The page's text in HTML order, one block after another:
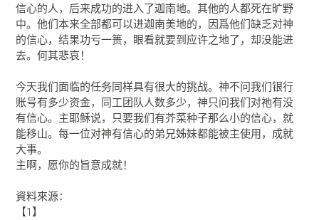
信心的人，后来成功的进入了迦南地。其他的人都死在旷野
中。他们本来全部都可以进迦南美地的，因爲他们缺乏对神
的信心，结果功亏一篑，眼看就要到应许之地了，却没能进
去。何其悲哀！
今天我们面临的任务同样具有很大的挑战。神不问我们银行
账号有多少资金，同工团队人数多少，神只问我们对祂有没
有信心。主耶稣说，只要我们有芥菜种子那么小的信心，就
能移山。每一位对神有信心的弟兄姊妹都能被主使用，成就
大事。
主啊，愿你的旨意成就！
資料來源：
【1】